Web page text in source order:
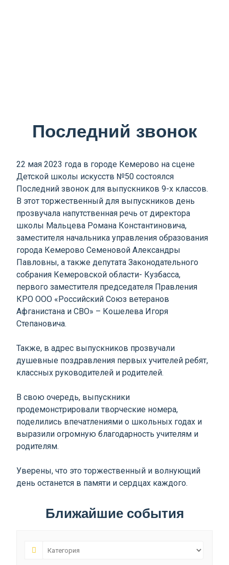
Последний звонок
22 мая 2023 года в городе Кемерово на сцене
Детской школы искусств №50 состоялся
Последний звонок для выпускников 9-х классов.
В этот торжественный для выпускников день
прозвучала напутственная речь от директора
школы Мальцева Романа Константиновича,
заместителя начальника управления образования
города Кемерово Семеновой Александры
Павловны, а также депутата Законодательного
собрания Кемеровской области- Кузбасса,
первого заместителя председателя Правления
КРО ООО «Российский Союз ветеранов
Афганистана и СВО» – Кошелева Игоря
Степановича.
Также, в адрес выпускников прозвучали
душевные поздравления первых учителей ребят,
классных руководителей и родителей.
В свою очередь, выпускники
продемонстрировали творческие номера,
поделились впечатлениями о школьных годах и
выразили огромную благодарность учителям и
родителям.
Уверены, что это торжественный и волнующий
день останется в памяти и сердцах каждого.
Ближайшие события